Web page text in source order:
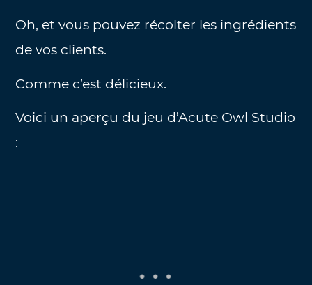
Oh, et vous pouvez récolter les ingrédients
de vos clients.
Comme c’est délicieux.
Voici un aperçu du jeu d’Acute Owl Studio
: